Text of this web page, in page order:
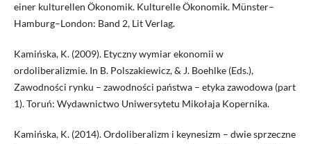
einer kulturellen Ökonomik. Kulturelle Ökonomik. Münster–
Hamburg–London: Band 2, Lit Verlag.
Kamińska, K. (2009). Etyczny wymiar ekonomii w
ordoliberalizmie. In B. Polszakiewicz, & J. Boehlke (Eds.),
Zawodności rynku – zawodności państwa – etyka zawodowa (part
1). Toruń: Wydawnictwo Uniwersytetu Mikołaja Kopernika.
Kamińska, K. (2014). Ordoliberalizm i keynesizm – dwie sprzeczne